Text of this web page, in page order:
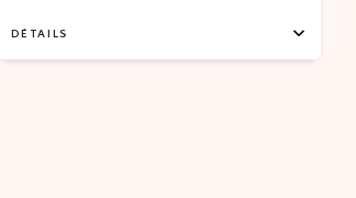
DÉTAILS